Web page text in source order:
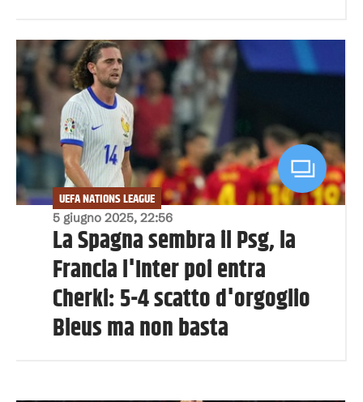
5 giugno 2025, 22:56
UEFA NATIONS LEAGUE
La Spagna sembra il Psg, la
Francia l'Inter poi entra
Cherki: 5-4 scatto d'orgoglio
Bleus ma non basta